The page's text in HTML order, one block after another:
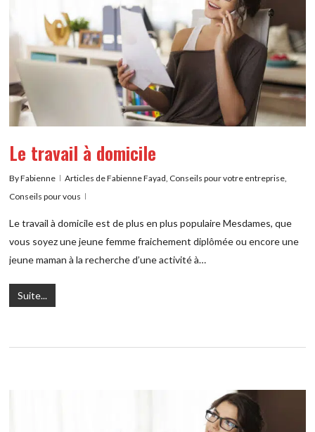
Le travail à domicile
ByFabienne Articles de Fabienne Fayad Conseils pour votre entreprise
Conseils pour vous
Le travail à domicile est de plus en plus populaire Mesdames, que
vous soyez une jeune femme fraichement diplômée ou encore une
jeune maman à la recherche d’une activité à…
Suite...